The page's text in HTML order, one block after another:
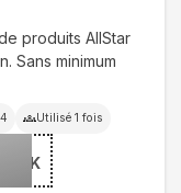
produits AllStar
Sans minimum
Utilisé 1 fois